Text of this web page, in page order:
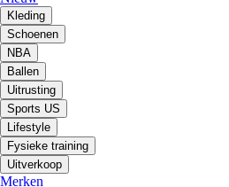
Kleding
Schoenen
NBA
Ballen
Uitrusting
Sports US
Lifestyle
Fysieke training
Uitverkoop
Merken